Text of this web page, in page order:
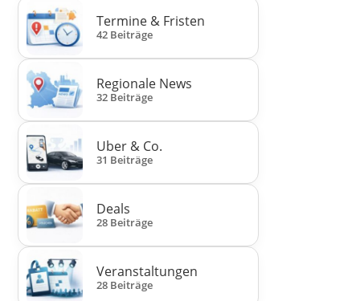
Termine & Fristen
42 Beiträge
Regionale News
32 Beiträge
Uber & Co.
31 Beiträge
Deals
28 Beiträge
Veranstaltungen
28 Beiträge